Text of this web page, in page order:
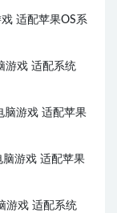
适配苹果OS系
游戏 适配系统
脑游戏 适配苹果
游戏 适配苹果
游戏 适配系统